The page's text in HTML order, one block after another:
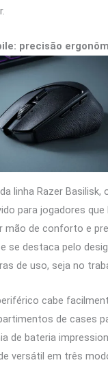
precisão
linha Razer Basilisk,
para jogadores que
mão de conforto e
se destaca pelo
de uso, seja no
cabe
de cases
de bateria
versátil em três